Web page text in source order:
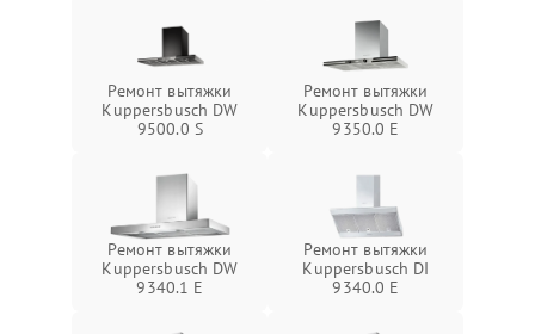
Ремонт вытяжки
Kuppersbusch DW
9500.0 S
Ремонт вытяжки
Kuppersbusch DW
9350.0 E
Ремонт вытяжки
Kuppersbusch DW
9340.1 E
Ремонт вытяжки
Kuppersbusch DI
9340.0 E